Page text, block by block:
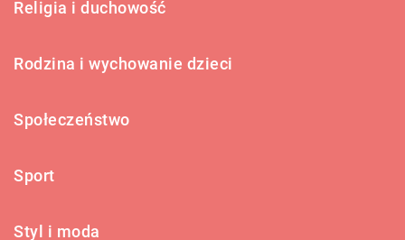
Religia i duchowość
Rodzina i wychowanie dzieci
Społeczeństwo
Sport
Styl i moda